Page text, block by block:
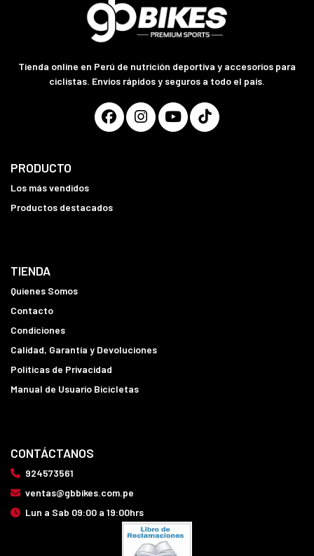
Tienda online en Perú de nutrición deportiva y accesorios para
ciclistas. Envíos rápidos y seguros a todo el país.
PRODUCTO
Los más vendidos
Productos destacados
TIENDA
Quienes Somos
Contacto
Condiciones
Calidad, Garantía y Devoluciones
Politicas de Privacidad
Manual de Usuario Bicicletas
CONTÁCTANOS
924573561
ventas@gbbikes.com.pe
Lun a Sab 09:00 a 19:00hrs